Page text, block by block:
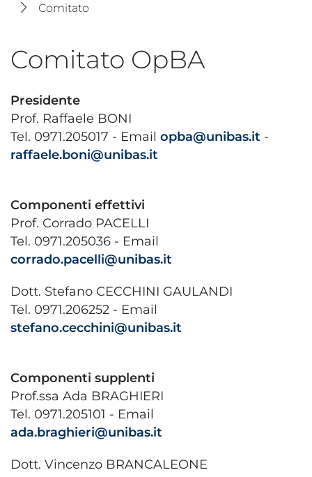
Comitato
Comitato OpBA
Presidente
Prof. Raffaele BONI
Tel. 0971.205017 - Email opba@unibas.it -
raffaele.boni@unibas.it
Componenti effettivi
Prof. Corrado PACELLI
Tel. 0971.205036 - Email
corrado.pacelli@unibas.it
Dott. Stefano CECCHINI GAULANDI
Tel. 0971.206252 - Email
stefano.cecchini@unibas.it
Componenti supplenti
Prof.ssa Ada BRAGHIERI
Tel. 0971.205101 - Email
ada.braghieri@unibas.it
Dott. Vincenzo BRANCALEONE